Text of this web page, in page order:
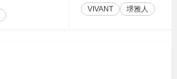
VIVANT 堺雅人